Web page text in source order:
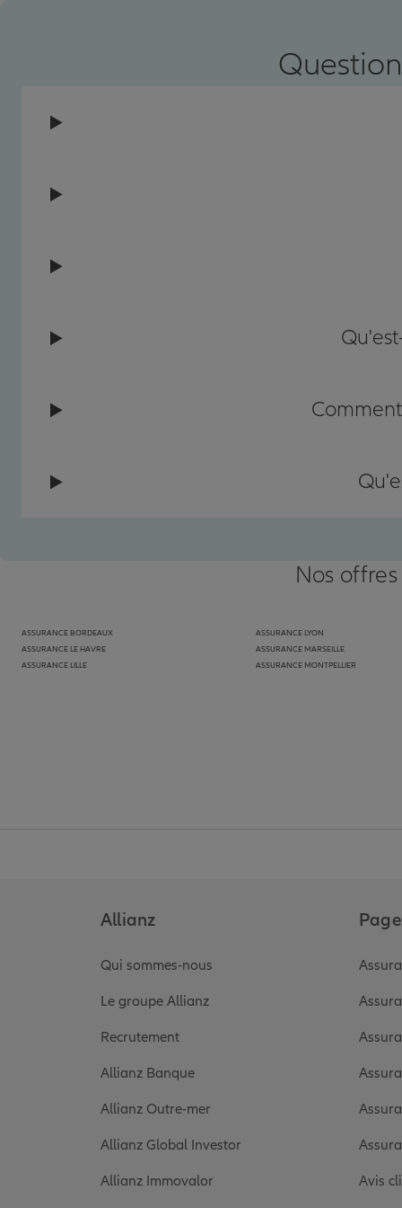
Nos
ASSURANCE BORDEAUX
ASSURANCE LE HAVRE
ASSURANCE LILLE
ASSURANCE LYON
ASSURANCE MARSEILLE
ASSURANCE MONTPELLIER
Allianz
Qui sommes-nous
Le groupe Allianz
Recrutement
Allianz Banque
Allianz Outre-mer
Allianz Global Investor
Allianz Immovalor
Avis